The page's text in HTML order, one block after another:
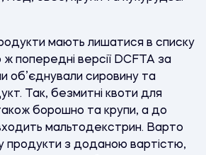
мають лишатися в списку
попередні версії DCFTA за
об’єднували сировину та
Так, безмитні квоти для
борошно та крупи, а до
мальтодекстрин. Варто
продукти з доданою вартістю,